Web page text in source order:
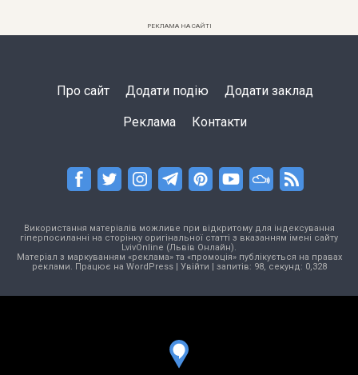
РЕКЛАМА НА САЙТІ
Про сайт Додати подію Додати заклад
Реклама Контакти
Використання матеріалів можливе при відкритому для індексування
гіперпосиланні на сторінку оригінальної статті з вказанням імені сайту
LvivOnline (Львів Онлайн).
Матеріал з маркуванням «реклама» та «промоція» публікується на правах
реклами. Працює на WordPress| Увійти | запитів: 98, секунд: 0,328